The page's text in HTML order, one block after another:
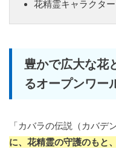
花精霊キャラクター
豊かで広大な花
るオープンワー
「カバラの伝説（カバデ
に、花精霊の守護のもと